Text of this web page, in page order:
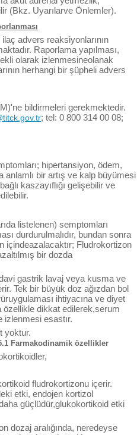
(Bkz. Uyarılarve Önlemler).
advers reaksiyonlarının
Raporlama yapılması,
olarak izlenmesineolanak
herhangi bir şüpheli advers
bildirmeleri gerekmektedir.
; tel: 0 800 314 00 08;
hipertansiyon, ödem,
anlamlı bir artış ve kalp büyümesi
kaszayıflığı gelişebilir ve
listelenen) semptomları
durdurulmalıdır, bundan sonra
içindeazalacaktır; Fludrokortizon
bir dozda
gastrik lavaj veya kusma ve
Tek bir büyük doz ağızdan bol
ihtiyacına ve diyet
özellikle dikkat edilerek,serum
izlenmesi esastır.
yoktur.
Farmakodinamik özellikler
fludrokortizonu içerir.
etki, endojen kortizol
güçlüdür,glukokortikoid etki
dozaj aralığında, neredeyse